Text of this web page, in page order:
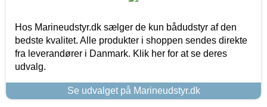
Hos Marineudstyr.dk sælger de kun bådudstyr af den
bedste kvalitet. Alle produkter i shoppen sendes direkte
fra leverandører i Danmark. Klik her for at se deres
udvalg.
Se udvalget på Marineudstyr.dk